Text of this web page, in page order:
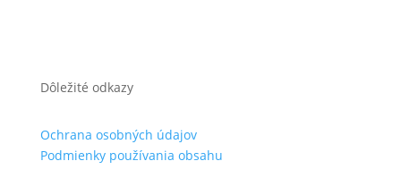
Dôležité odkazy
Ochrana osobných údajov
Podmienky používania obsahu